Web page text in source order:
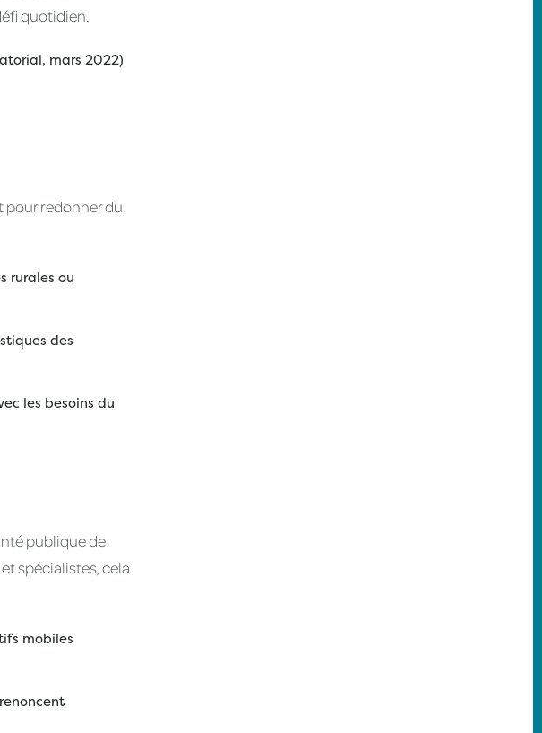
quotidien.
mars 2022)
pour redonner du
rurales ou
des
les besoins du
publique de
spécialistes, cela
mobiles